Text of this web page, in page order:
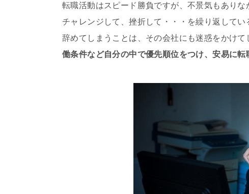
転職活動はスピード勝負ですが、不景気もあり
チャレンジして、挫折して・・・を繰り返して
辞めてしまうことは、その会社にも迷惑をかけて
働条件など自分の中で優先順位をつけ、安易に